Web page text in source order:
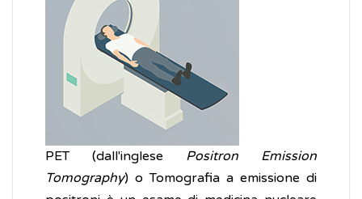
PET (dall'inglese Positron Emission
Tomography) o Tomografia a emissione di